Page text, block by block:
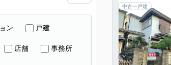
中古一戸建
ン 戸建
店舗 事務所